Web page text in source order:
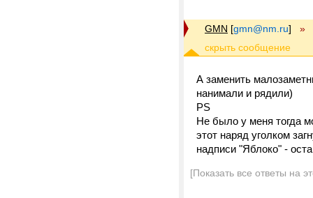
GMN [gmn@nm.ru] »
А заменить
нанимали и рядили)
PS
Не было у меня тогда
этот наряд уголком
надписи "Яблоко" -
[Показать все ответы на